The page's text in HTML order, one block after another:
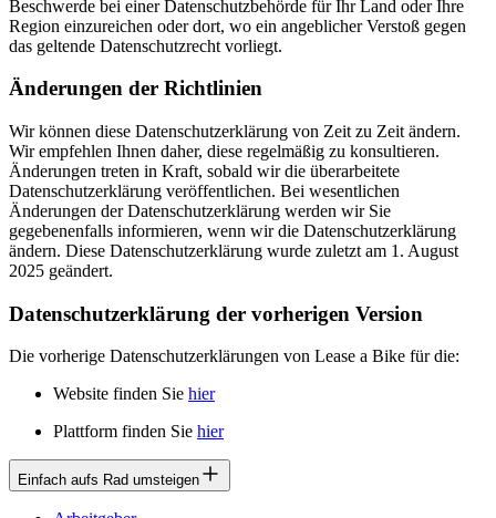
Beschwerde bei einer Datenschutzbehörde für Ihr Land oder Ihre
Region einzureichen oder dort, wo ein angeblicher Verstoß gegen
das geltende Datenschutzrecht vorliegt.
Änderungen der Richtlinien
Wir können diese Datenschutzerklärung von Zeit zu Zeit ändern.
Wir empfehlen Ihnen daher, diese regelmäßig zu konsultieren.
Änderungen treten in Kraft, sobald wir die überarbeitete
Datenschutzerklärung veröffentlichen. Bei wesentlichen
Änderungen der Datenschutzerklärung werden wir Sie
gegebenenfalls informieren, wenn wir die Datenschutzerklärung
ändern. Diese Datenschutzerklärung wurde zuletzt am 1. August
2025 geändert.
Datenschutzerklärung der vorherigen Version
Die vorherige Datenschutzerklärungen von Lease a Bike für die:
Website finden Sie hier
Plattform finden Sie hier
Einfach aufs Rad umsteigen